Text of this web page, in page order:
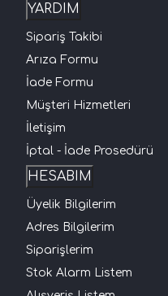
YARDIM
Sipariş Takibi
Arıza Formu
İade Formu
Müşteri Hizmetleri
İletişim
İptal - İade Prosedürü
HESABIM
Üyelik Bilgilerim
Adres Bilgilerim
Siparişlerim
Stok Alarm Listem